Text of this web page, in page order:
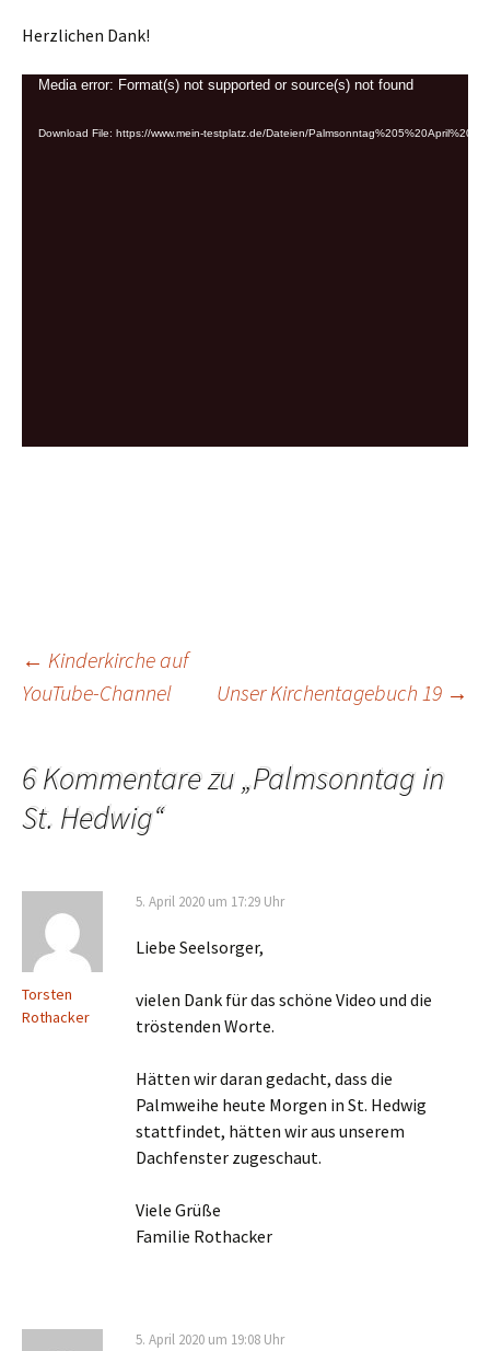
Herzlichen Dank!
Video
Media error: Format(s) not supported or source(s) not found
Download File: https://www.mein-testplatz.de/Dateien/
Beitragsnavigation
← Kinderkirche auf
YouTube-Channel
Unser Kirchentagebuch 19 →
6 Kommentare zu „Palmsonntag in
St. Hedwig“
Torsten
Rothacker
5. April 2020 um 17:29 Uhr
Liebe Seelsorger,
vielen Dank für das schöne Video und die
tröstenden Worte.
Hätten wir daran gedacht, dass die
Palmweihe heute Morgen in St. Hedwig
stattfindet, hätten wir aus unserem
Dachfenster zugeschaut.
Viele Grüße
Familie Rothacker
5. April 2020 um 19:08 Uhr